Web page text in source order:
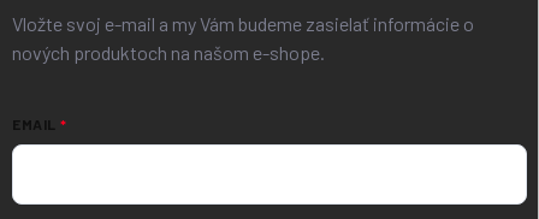
Vložte svoj e-mail a my Vám budeme zasielať informácie o
nových produktoch na našom e-shope.
EMAIL